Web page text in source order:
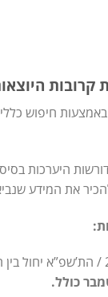
קרובות
באמצעות חיפוש
היערכות
את המידע